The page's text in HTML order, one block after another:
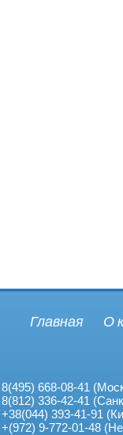
Главная О
8(495) 668-08-41
8(812) 336-42-41
+38(044) 393-41-91
+(972) 9-772-01-48